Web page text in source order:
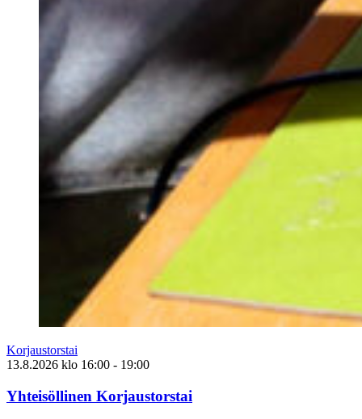
Korjaustorstai
13.8.2026 klo 16:00 - 19:00
Yhteisöllinen Korjaustorstai